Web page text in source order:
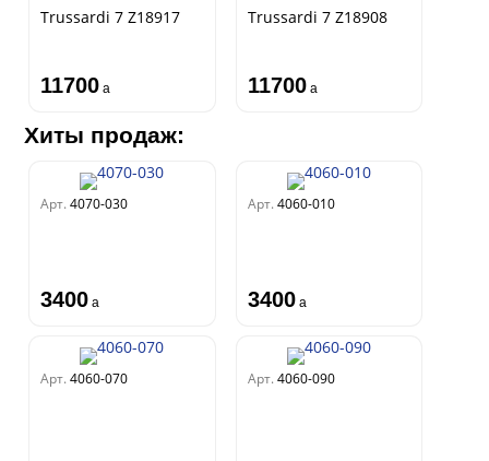
Trussardi 7 Z18917
11700 a
Trussardi 7 Z18908
11700 a
Хиты продаж:
Арт.4070-030
3400 a
Арт. 4060-010
3400 a
Арт.4060-070 Арт. 4060-090